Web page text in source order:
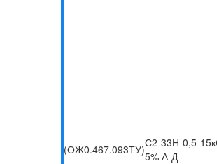
(ОЖ0.467.093ТУ)С2-33Н-0,5-
5% А-Д